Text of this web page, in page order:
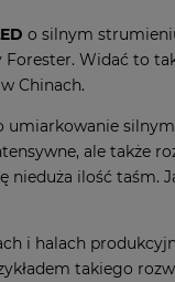
o silnym
Widać to
Chinach.
umiarkowanie
ale także
nieduża ilość taśm.
i halach
takiego